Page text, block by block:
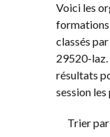
Voici les
formations
classés
29520-laz.
résultats
session
Trier par